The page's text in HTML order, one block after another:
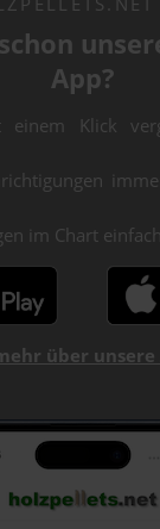
App?
einem Klick
im Chart
über